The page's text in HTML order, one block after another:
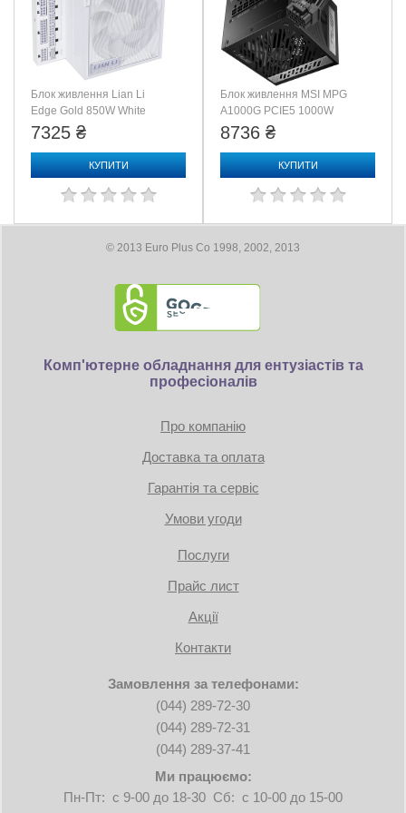
Блок живлення Lian Li
Edge Gold 850W White
(G9P.EG0850G.W000.EU)
7325 ₴
КУПИТИ
Блок живлення MSI MPG
A1000G PCIE5 1000W
8736 ₴
КУПИТИ
© 2013 Euro Plus Co 1998, 2002, 2013
Комп'ютерне обладнання для ентузіастів та
професіоналів
Про компанію
Доставка та оплата
Гарантія та сервіс
Умови угоди
Послуги
Прайс лист
Акції
Контакти
Замовлення за телефонами:
(044) 289-72-30
(044) 289-72-31
(044) 289-37-41
Ми працюємо:
Пн-Пт: с 9-00 до 18-30 Сб: с 10-00 до 15-00